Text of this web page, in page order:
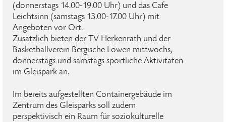
(donnerstags 14.00-19.00 Uhr) und das Cafe
Leichtsinn (samstags 13.00-17.00 Uhr) mit
Angeboten vor Ort.
Zusätzlich bieten der TV Herkenrath und der
Basketballverein Bergische Löwen mittwochs,
donnerstags und samstags sportliche Aktivitäten
im Gleispark an.
Im bereits aufgestellten Containergebäude im
Zentrum des Gleisparks soll zudem
perspektivisch ein Raum für soziokulturelle